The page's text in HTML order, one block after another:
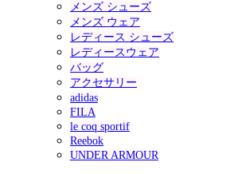
メンズ シューズ
メンズ ウェア
レディース シューズ
レディースウェア
バッグ
アクセサリー
adidas
FILA
le coq sportif
Reebok
UNDER ARMOUR